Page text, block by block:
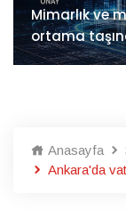
Mimarlık ve
ortama
Anasayfa
Ankara'da